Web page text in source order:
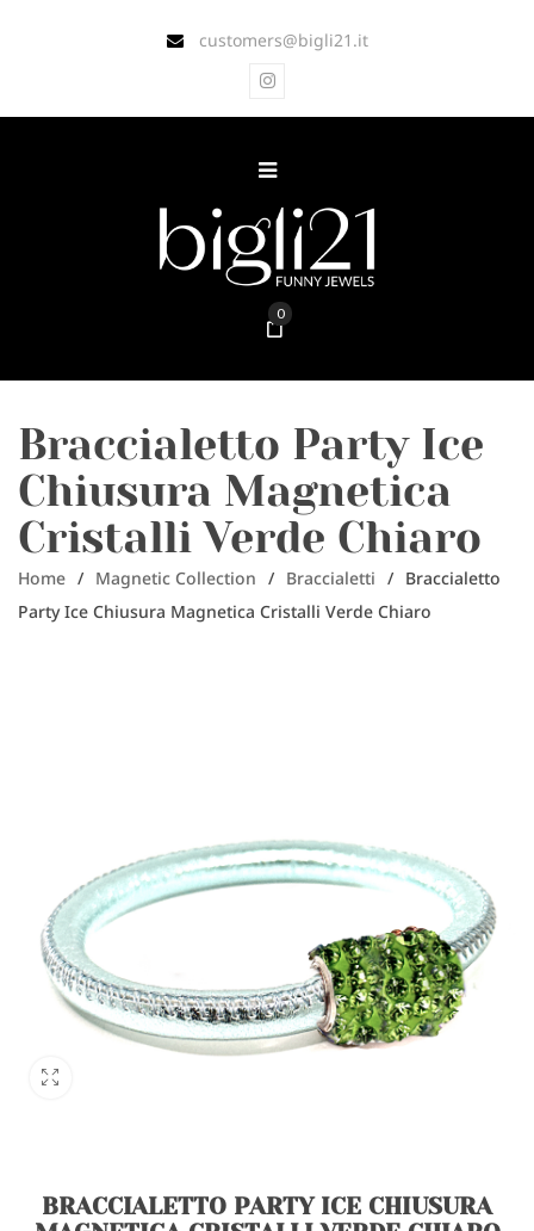
customers@bigli21.it
0
Braccialetto Party Ice
Chiusura Magnetica
Cristalli Verde Chiaro
Home / Magnetic Collection / Braccialetti / Braccialetto
Party Ice Chiusura Magnetica Cristalli Verde Chiaro
BRACCIALETTO PARTY ICE CHIUSURA